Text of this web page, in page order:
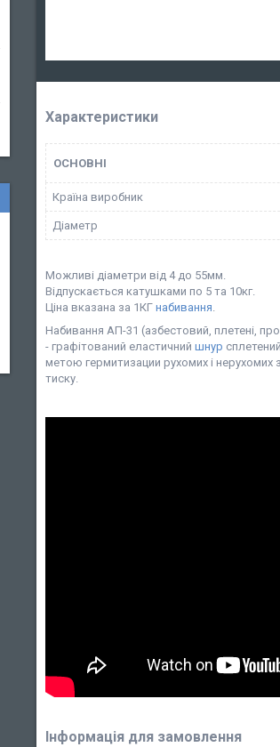
Характеристики
ОСНОВНІ
Країна виробник
Діаметр
Можливі діаметри від 4 до 55мм.
Відпускається катушками по 5 та 10кг.
Ціна вказана за 1КГ набивання
Набивання АП-31 (азбестовий, плетені,
- графітований еластичний шнур
метою гермитизации рухомих і нерухомих
тиску.
Інформація для замовлення